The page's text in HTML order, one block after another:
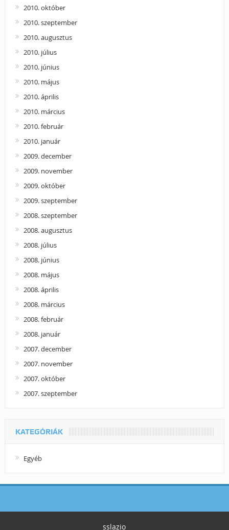
2010. október
2010. szeptember
2010. augusztus
2010. július
2010. június
2010. május
2010. április
2010. március
2010. február
2010. január
2009. december
2009. november
2009. október
2009. szeptember
2008. szeptember
2008. augusztus
2008. július
2008. június
2008. május
2008. április
2008. március
2008. február
2008. január
2007. december
2007. november
2007. október
2007. szeptember
KATEGÓRIÁK
Egyéb
sslazio